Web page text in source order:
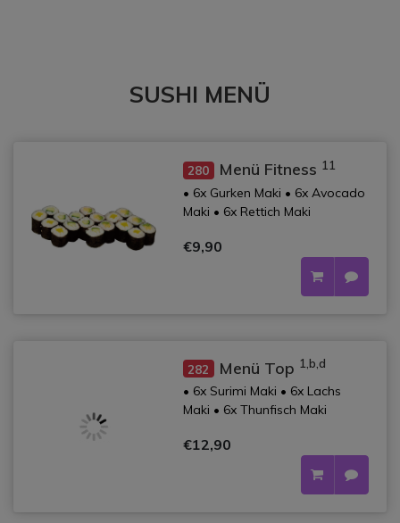
SUSHI MENÜ
280 Menü Fitness 11
• 6x Gurken Maki • 6x Avocado
Maki • 6x Rettich Maki
€9,90
282 Menü Top 1,b,d
• 6x Surimi Maki • 6x Lachs
Maki • 6x Thunfisch Maki
€12,90